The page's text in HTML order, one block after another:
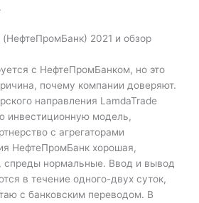
2021 и обзор
с НефтеПромБанком, но это
почему компании доверяют.
направления LamdaTrade
инвестиционную модель,
с агрегаторами
НефтеПромБанк хорошая,
спреды нормальные. Ввод и вывод
в течение одного-двух суток,
с банковским переводом. В